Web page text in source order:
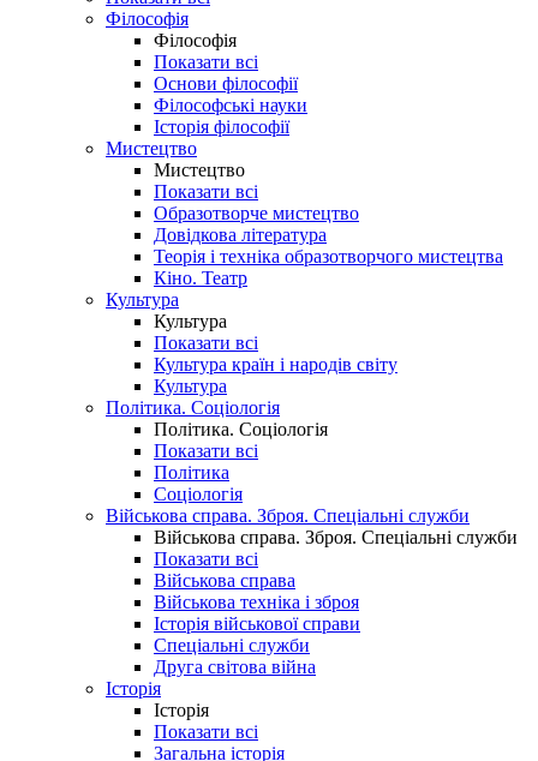
Філософія
Філософія
Показати всі
Основи філософії
Філософські науки
Історія філософії
Мистецтво
Мистецтво
Показати всі
Образотворче мистецтво
Довідкова література
Теорія і техніка образотворчого мистецтва
Кіно. Театр
Культура
Культура
Показати всі
Культура країн і народів світу
Культура
Політика. Соціологія
Політика. Соціологія
Показати всі
Політика
Соціологія
Військова справа. Зброя. Спеціальні служби
Військова справа. Зброя. Спеціальні служби
Показати всі
Військова справа
Військова техніка і зброя
Історія військової справи
Спеціальні служби
Друга світова війна
Історія
Історія
Показати всі
Загальна історія